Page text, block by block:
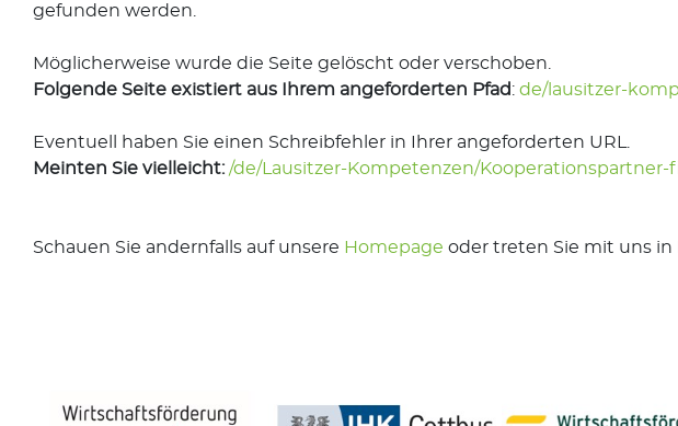
gefunden werden.
Möglicherweise wurde die Seite gelöscht oder verschoben.
Folgende Seite existiert aus Ihrem angeforderten Pfad: de/lausitzer-
Eventuell haben Sie einen Schreibfehler in Ihrer angeforderten URL.
Meinten Sie vielleicht: /de/Lausitzer-Kompetenzen/
Schauen Sie andernfalls auf unsere Homepage oder treten Sie mit uns in